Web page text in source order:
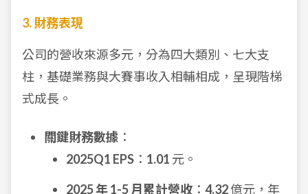
3. 財務表現
公司的營收來源多元，分為四大類別、七大支
柱，基礎業務與大賽事收入相輔相成，呈現階梯
式成長。
關鍵財務數據 ：
2025Q1 EPS ： 1.01 元。
2025 年 1-5 月累計營收 ： 4.32億元，年